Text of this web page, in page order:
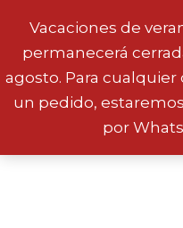
Vacaciones de
permanecerá
agosto. Para cualquier
un pedido,
por
al
contenido